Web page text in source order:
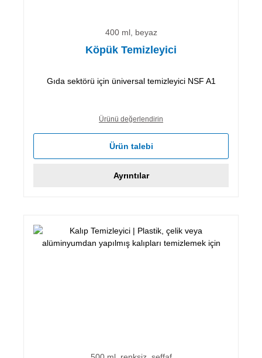
400 ml, beyaz
Köpük Temizleyici
Gıda sektörü için üniversal temizleyici NSF A1
Ürünü değerlendirin
Ürün talebi
Ayrıntılar